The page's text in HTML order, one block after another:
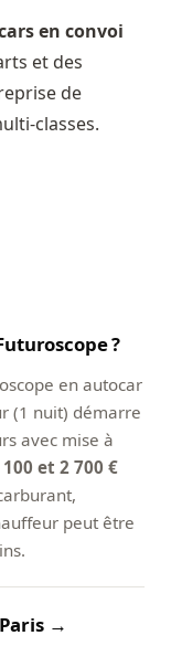
en convoi
et des
de
classes.
?
en autocar
(1 nuit) démarre
avec mise à
et 2 700 €
peut être
→